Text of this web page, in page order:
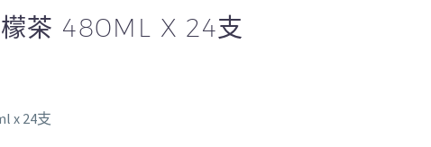
茶 480ML X 24支
x 24支